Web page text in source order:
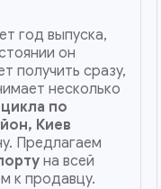
год выпуска,
он
получить сразу,
несколько
по
Киев
Предлагаем
на всей
к продавцу.